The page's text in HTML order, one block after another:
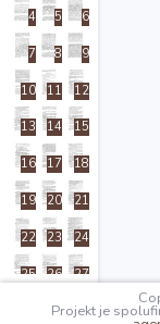
4 5 6
7 8 9
10 11 12
13 14 15
16 17 18
19 20 21
22 23 24
25 26 27
29 30
Projekt je